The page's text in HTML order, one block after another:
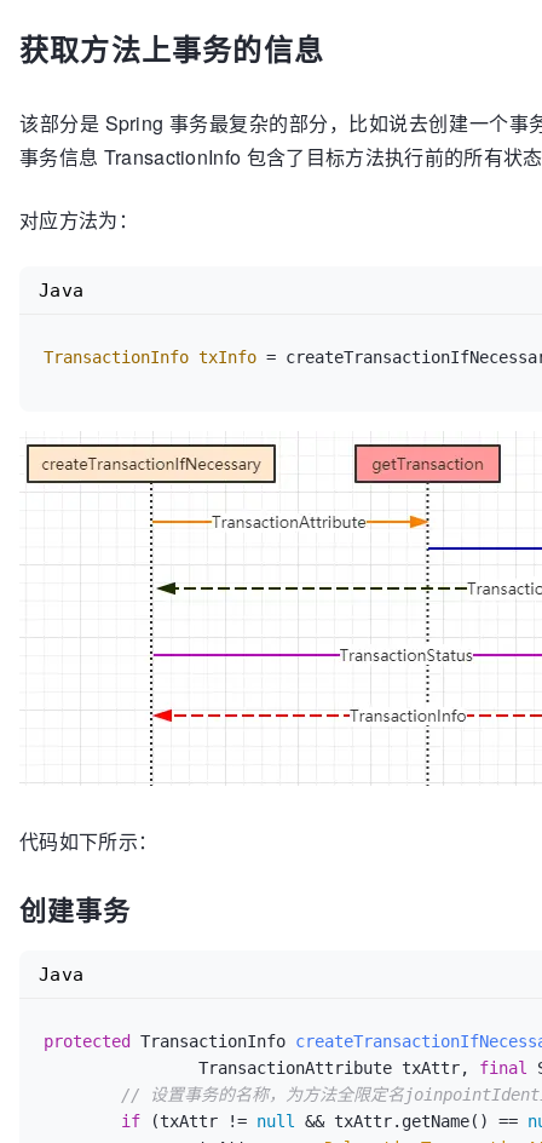
// .....
return defaultTransactionManager;
}
获取方法上事务的信息
该部分是 Spring 事务最复杂的部分，比如说去创建一个
事务信息 TransactionInfo 包含了目标方法执行前的所有状
对应方法为：
TransactionInfo txInfo =
Java
代码如下所示：
创建事务
protected TransactionInfo
		TransactionAttribute txAttr,
final
// 设置事务的名称，为方法全限定名
if (txAttr != null && txAttr.getName() ==
Java